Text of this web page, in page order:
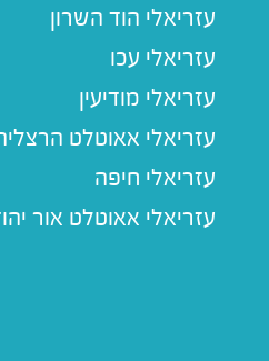
עזריאלי הוד השרון
עזריאלי עכו
עזריאלי מודיעין
עזריאלי אאוטלט
עזריאלי חיפה
עזריאלי אאוטלט אור